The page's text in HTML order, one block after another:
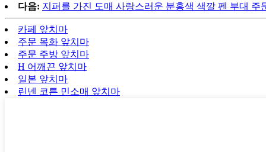
다음: 지퍼를 가진 도매 사랑스러운 분홍색 색깔 펜 부대 주
카페 앞치마
주문 목화 앞치마
주문 주방 앞치마
H 어깨끈 앞치마
일본 앞치마
린넨 코튼 민소매 앞치마